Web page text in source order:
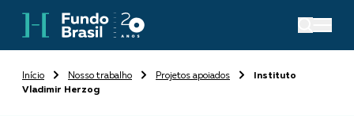
Início Nosso trabalho Projetos apoiados
Instituto
Vladimir Herzog